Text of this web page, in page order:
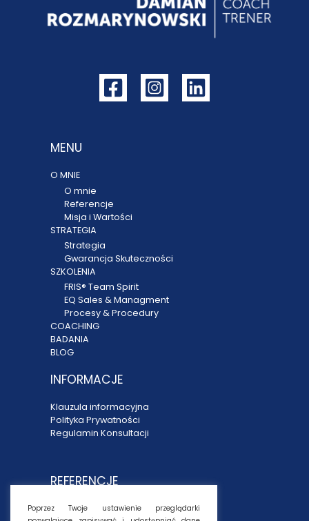
MENU
O MNIE
O mnie
Referencje
Misja i Wartości
STRATEGIA
Strategia
Gwarancja Skuteczności
SZKOLENIA
FRIS® Team Spirit
EQ Sales & Managment
Procesy & Procedury
COACHING
BADANIA
BLOG
INFORMACJE
Klauzula informacyjna
Polityka Prywatności
Regulamin Konsultacji
REFERENCJE
MARGO WORLDWIDE
Poprzez Twoje ustawienie przeglądarki